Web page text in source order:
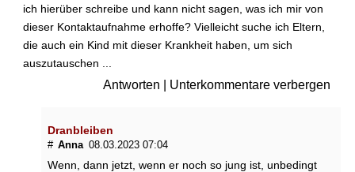
ich hierüber schreibe und kann nicht sagen, was ich mir von
dieser Kontaktaufnahme erhoffe? Vielleicht suche ich Eltern,
die auch ein Kind mit dieser Krankheit haben, um sich
auszutauschen ...
Antworten Unterkommentare verbergen
Dranbleiben
# Anna 08.03.2023 07:04
Wenn, dann jetzt, wenn er noch so jung ist, unbedingt
c
h
o
e
n
i